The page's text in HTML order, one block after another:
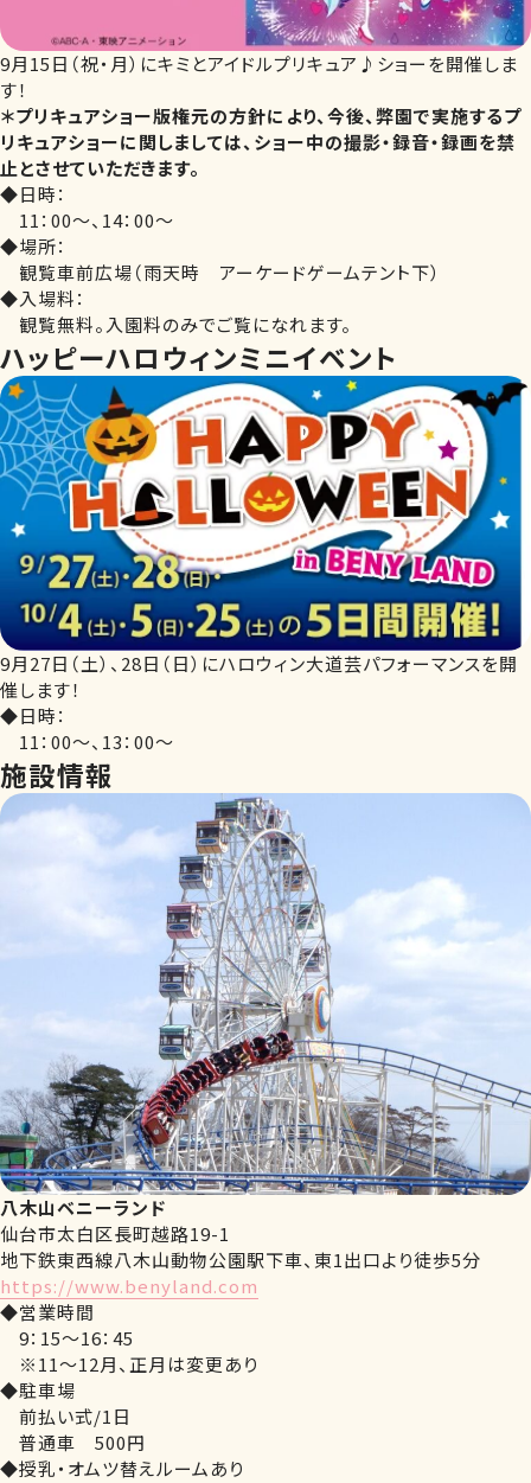
9月15日（祝・月）にキミとアイドルプリキュア♪ショーを開催しま
す！
＊プリキュアショー版権元の方針により、今後、弊園で実施するプ
リキュアショーに関しましては、ショー中の撮影・録音・録画を禁
止とさせていただきます。
◆日時：
11：00～、14：00～
◆場所：
観覧車前広場（雨天時 アーケードゲームテント下）
◆入場料：
観覧無料。入園料のみでご覧になれます。
ハッピーハロウィンミニイベント
9月27日（土）、28日（日）にハロウィン大道芸パフォーマンスを開
催します！
◆日時：
11：00～、13：00～
施設情報
八木山ベニーランド
仙台市太白区長町越路19-1
地下鉄東西線八木山動物公園駅下車、東1出口より徒歩5分
https://www.benyland.com
◆営業時間
9：15～16：45
※11～12月、正月は変更あり
◆駐車場
前払い式/1日
普通車 500円
◆授乳・オムツ替えルームあり